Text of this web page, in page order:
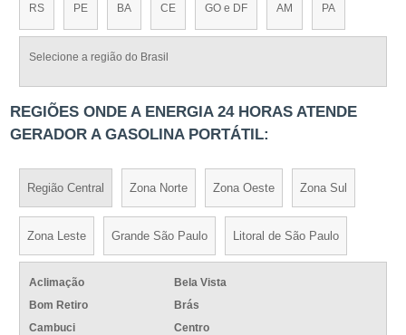
RS PE BA CE GO e DF AM PA
Selecione a região do Brasil
REGIÕES ONDE A ENERGIA 24 HORAS ATENDE
GERADOR A GASOLINA PORTÁTIL:
Região Central Zona Norte Zona Oeste Zona Sul
Zona Leste Grande São Paulo Litoral de São Paulo
Aclimação
Bela Vista
Bom Retiro
Brás
Cambuci
Centro